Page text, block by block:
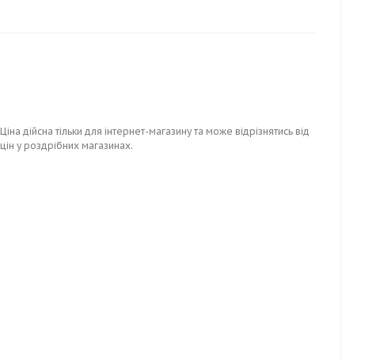
Ціна дійсна тільки для інтернет-магазину та може відрізнятись від
цін у роздрібних магазинах.